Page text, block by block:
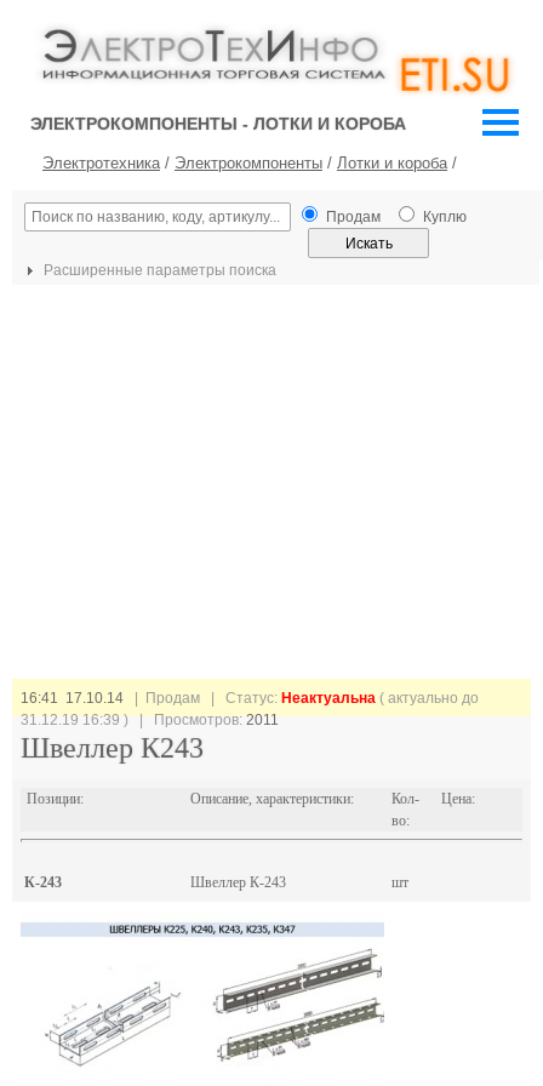
ЭЛЕКТРОКОМПОНЕНТЫ - ЛОТКИ И КОРОБА
Электротехника/ Электрокомпоненты / Лотки и короба/
Продам Куплю
Расширенные параметры поиска
16:41 17.10.14 | Продам | Статус: Неактуальна ( актуально до
31.12.19 16:39 ) | Просмотров:2011
Швеллер К243
Позиции: Описание, характеристики:
Кол-
во:
Цена:
К-243 Швеллер К-243 шт